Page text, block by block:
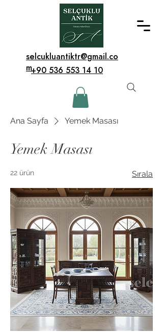
+90 536 553 14 10
selcukluantiktr@gmail.co
m
Ana Sayfa Yemek Masası
Yemek Masası
22 ürün Sırala